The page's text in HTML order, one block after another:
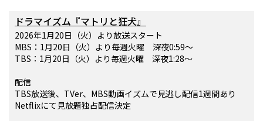
ドラマイズム『マトリと狂犬』
2026年1月20日（火）より放送スタート
MBS：1月20日（火）より毎週火曜 深夜0:59～
TBS：1月20日（火）より毎週火曜 深夜1:28～
配信
TBS放送後、TVer、MBS動画イズムで見逃し配信1週間あり
Netflixにて見放題独占配信決定